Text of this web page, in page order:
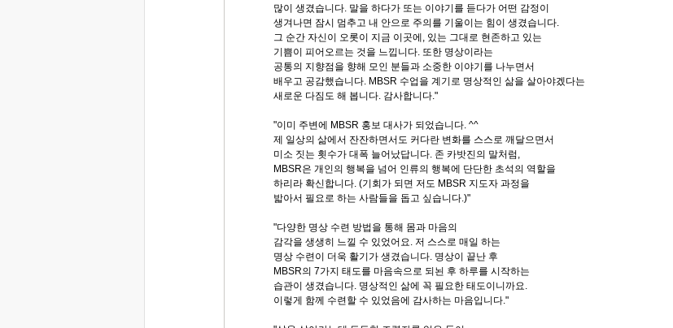
많이 생겼습니다. 말을 하다가 또는 이야기를 듣다가 어떤 감정이
생겨나면 잠시 멈추고 내 안으로 주의를 기울이는 힘이 생겼습니다.
그 순간 자신이 오롯이 지금 이곳에, 있는 그대로 현존하고 있는
기쁨이 피어오르는 것을 느낍니다. 또한 명상이라는
공통의 지향점을 향해 모인 분들과 소중한 이야기를 나누면서
배우고 공감했습니다. MBSR 수업을 계기로 명상적인 삶을 살아야겠다는
새로운 다짐도 해 봅니다. 감사합니다."
"이미 주변에 MBSR 홍보 대사가 되었습니다. ^^
제 일상의 삶에서 잔잔하면서도 커다란 변화를 스스로 깨달으면서
미소 짓는 횟수가 대폭 늘어났답니다. 존 카밧진의 말처럼,
MBSR은 개인의 행복을 넘어 인류의 행복에 단단한 초석의 역할을
하리라 확신합니다. (기회가 되면 저도 MBSR 지도자 과정을
밟아서 필요로 하는 사람들을 돕고 싶습니다.)"
"다양한 명상 수련 방법을 통해 몸과 마음의
감각을 생생히 느낄 수 있었어요. 저 스스로 매일 하는
명상 수련이 더욱 활기가 생겼습니다. 명상이 끝난 후
MBSR의 7가지 태도를 마음속으로 되뇐 후 하루를 시작하는
습관이 생겼습니다. 명상적인 삶에 꼭 필요한 태도이니까요.
이렇게 함께 수련할 수 있었음에 감사하는 마음입니다."